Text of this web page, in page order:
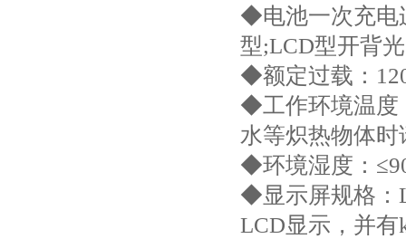
◆电池一次充电
型;LCD型开背
◆额定过载：
◆工作环境温
水等炽热物体
◆环境湿度：
◆显示屏规格：
LCD显示，并